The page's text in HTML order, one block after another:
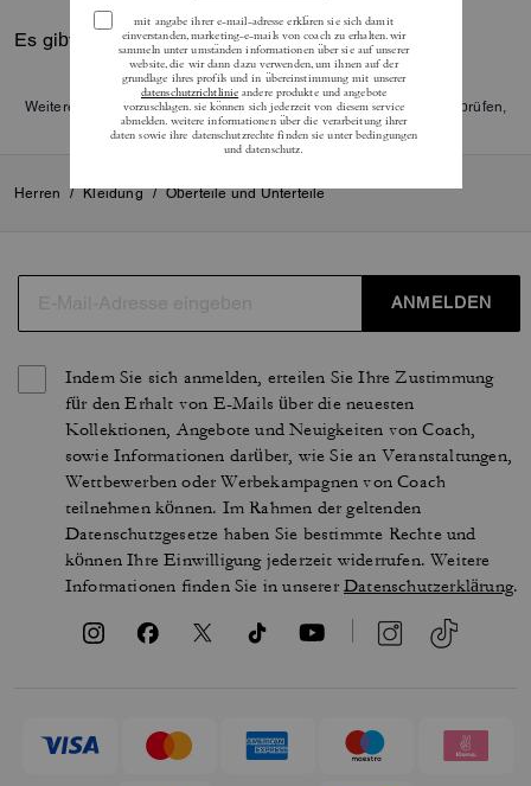
Es gibt noch keine Reviews.
Weitere Informationen darüber, wie wir unsere Bewertungen überprüfen,
finden Siehier.
Herren / Kleidung / Oberteile und Unterteile
ANMELDEN
Indem Sie sich anmelden, erteilen Sie Ihre Zustimmung
für den Erhalt von E-Mails über die neuesten
Kollektionen, Angebote und Neuigkeiten von Coach,
sowie Informationen darüber, wie Sie an Veranstaltungen,
Wettbewerben oder Werbekampagnen von Coach
teilnehmen können. Im Rahmen der geltenden
Datenschutzgesetze haben Sie bestimmte Rechte und
können Ihre Einwilligung jederzeit widerrufen. Weitere
Informationen finden Sie in unsererDatenschutzerklärung.